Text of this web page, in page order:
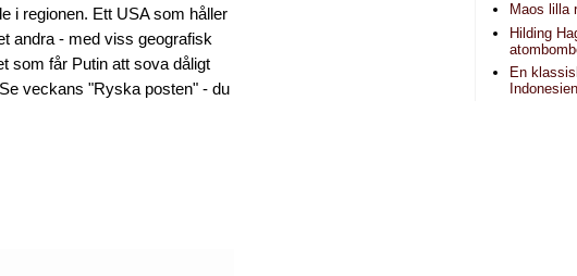
i regionen. Ett USA som håller
andra - med viss geografisk
som får Putin att sova dåligt
veckans "Ryska posten" - du
Maos lilla
Hilding
En